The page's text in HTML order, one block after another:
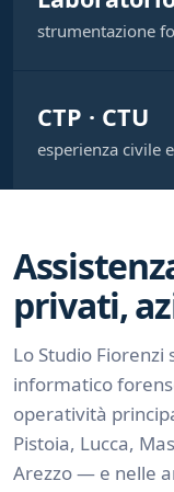
strumentazione
CTP · CTU
esperienza civile
privati,
Lo Studio
informatico
operatività
Pistoia, Lucca,
Arezzo — e nelle